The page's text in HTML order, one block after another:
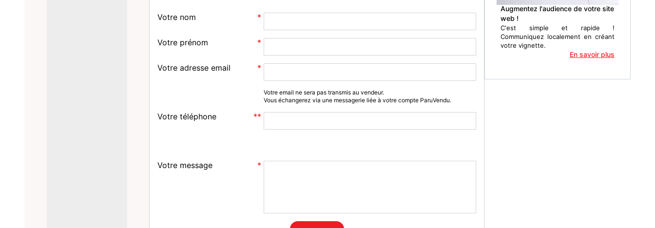
Votre nom
Votre prénom
Votre adresse email
Votre email ne sera pas transmis au vendeur.
Vous échangerez via une messagerie liée à votre compte ParuVendu.
Votre téléphone
Votre message
Augmentez l'audience de votre site
web !
C'est simple et rapide !
Communiquez localement en créant
votre vignette.
En savoir plus